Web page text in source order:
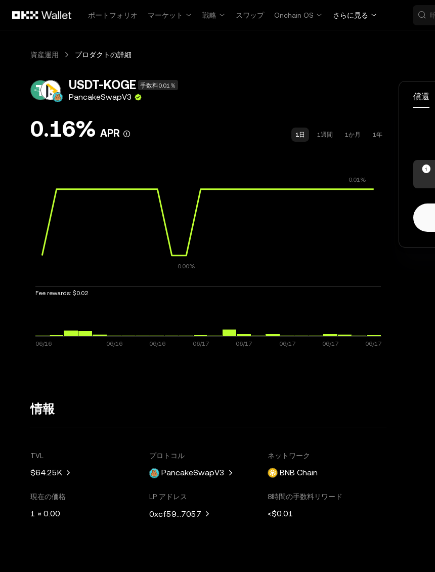
ポートフォリオ
マーケット 戦略 スワップ Onchain OS さらに見る
資産運用 プロダクトの詳細
USDT-KOGE 手数料0.01％
PancakeSwapV3
0.16% APR 1日 1週間 1か月 1年
Fee rewards: $0.02
情報
TVL
$64.25K
プロトコル
PancakeSwapV3
ネットワーク
BNB Chain
現在の価格
1 ≈ 0.00
LP アドレス
0xcf59...7057
8時間の手数料リワード
<$0.01
償還